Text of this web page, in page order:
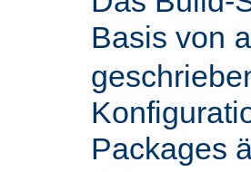
Basis von
Packages